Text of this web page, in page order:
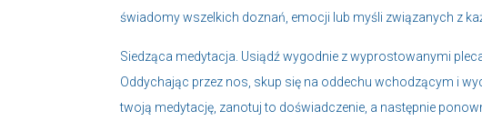
świadomy wszelkich doznań, emocji lub myśli związanych z
Siedząca medytacja. Usiądź wygodnie z wyprostowanymi
Oddychając przez nos, skup się na oddechu wchodzącym i
twoją medytację, zanotuj to doświadczenie, a następnie